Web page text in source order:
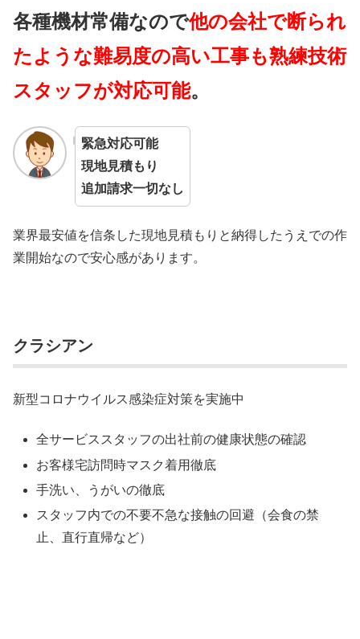
各種機材常備なので他の会社で断られ
たような難易度の高い工事も熟練技術
スタッフが対応可能。
緊急対応可能
現地見積もり
追加請求一切なし
業界最安値を信条した現地見積もりと納得したうえでの作
業開始なので安心感があります。
クラシアン
新型コロナウイルス感染症対策を実施中
全サービススタッフの出社前の健康状態の確認
お客様宅訪問時マスク着用徹底
手洗い、うがいの徹底
スタッフ内での不要不急な接触の回避（会食の禁
止、直行直帰など）